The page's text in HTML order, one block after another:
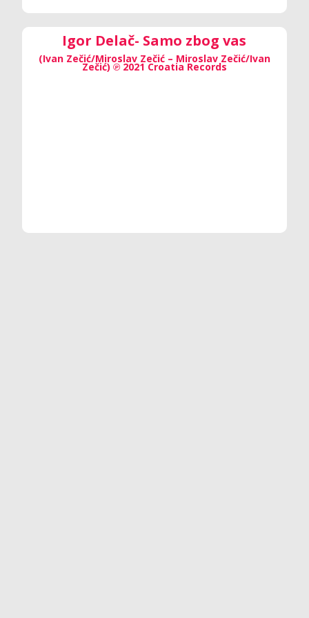
Igor Delač- Samo zbog vas
(Ivan Zečić/Miroslav Zečić – Miroslav Zečić/Ivan
Zečić) ℗ 2021 Croatia Records